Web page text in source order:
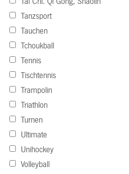
Tanzsport
Tauchen
Tchoukball
Tennis
Tischtennis
Trampolin
Triathlon
Turnen
Ultimate
Unihockey
Volleyball